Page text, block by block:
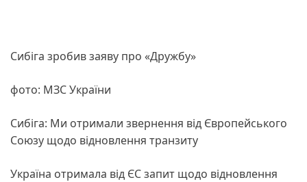
Сибіга зробив заяву про «Дружбу»
фото: МЗС України
Сибіга: Ми отримали звернення від Європейського
Союзу щодо відновлення транзиту
Україна отримала від ЄС запит щодо відновлення